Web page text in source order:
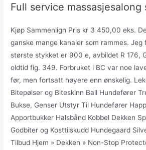
Full service
Kjøp Sammenlign Pris kr 3 450,00 eks.
ganske mange kanaler som rammes.
største stykket er 900 e, avbildet R 176,
oldtid fig. 349. Forbruket i BC var noe
før, men fortsatt høyere enn ønskelig.
Bitepølser og Biteskinn Ball Hundefører
Bukse, Genser Utstyr Til Hundefører
Apportbukker Halsbånd Kobbel Dekken
Godbiter og Kosttilskudd Hundegaard
Tilbud Hjem » Dekken » Non-Stop